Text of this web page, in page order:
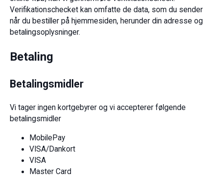
Verifikationschecket kan omfatte de data, som du sender
når du bestiller på hjemmesiden, herunder din adresse og
betalingsoplysninger.
Betaling
Betalingsmidler
Vi tager ingen kortgebyrer og vi accepterer følgende
betalingsmidler
MobilePay
VISA/Dankort
VISA
Master Card